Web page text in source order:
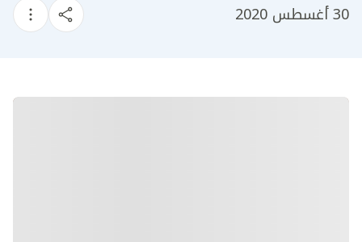
30 أغسطس 2020